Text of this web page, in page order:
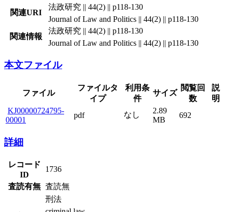
関連URI
法政研究 || 44(2) || p118-130
Journal of Law and Politics || 44(2) || p118-130
関連情報
法政研究 || 44(2) || p118-130
Journal of Law and Politics || 44(2) || p118-130
本文ファイル
ファイル
ファイルタ
イプ
利用条
件
サイズ
閲覧回
数
説
明
KJ00000724795-
00001
pdf なし
2.89
MB
692
詳細
レコード
ID
1736
査読有無 査読無
刑法